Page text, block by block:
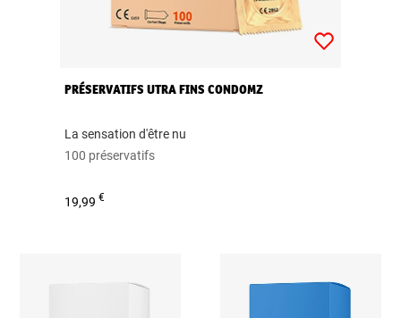
PRÉSERVATIFS UTRA FINS CONDOMZ
La sensation d'être nu
100 préservatifs
19,99€